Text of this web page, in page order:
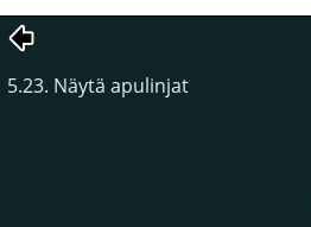
5.23. Näytä apulinjat